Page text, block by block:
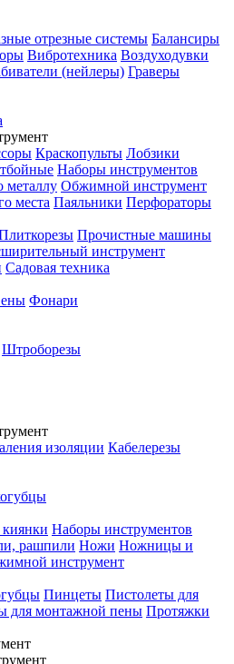
отрезные системы Балансиры
Вибротехника Воздуходувки
(нейлеры) Граверы
Краскопульты Лобзики
Наборы инструментов
Обжимной инструмент
места Паяльники Перфораторы
Прочистные машины
инструмент
Садовая техника
Фонари
Штроборезы
изоляции Кабелерезы
Наборы инструментов
рашпили Ножи Ножницы и
инструмент
Пинцеты Пистолеты для
для монтажной пены Протяжки